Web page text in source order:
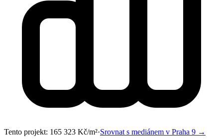
Tento projekt: 165 323 Kč/m²·Srovnat s mediánem v Praha 9 →